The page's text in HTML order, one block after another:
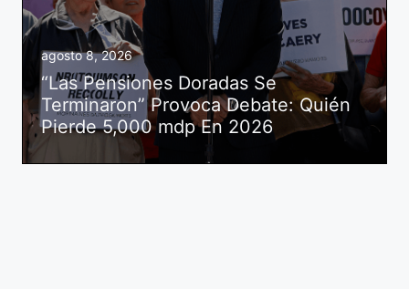
agosto 8, 2026
“Las Pensiones Doradas Se
Terminaron” Provoca Debate: Quién
Pierde 5,000 mdp En 2026